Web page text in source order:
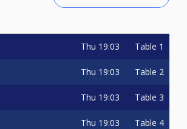
Thu 19:03 Table 1
Thu 19:03 Table 2
Thu 19:03 Table 3
Thu 19:03 Table 4